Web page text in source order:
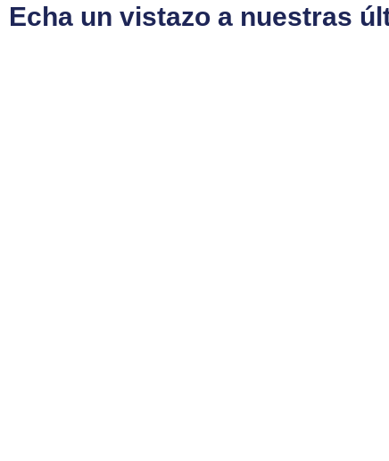
Echa un vistazo a nuestras